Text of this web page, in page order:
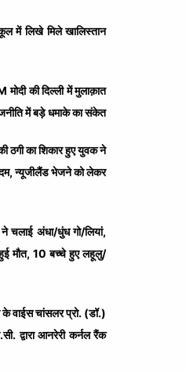
में लिखे मिले खालिस्तान
की दिल्ली में मुलाक़ात
में बड़े धमाके का संकेत
का शिकार हुए युवक ने
न्यूजीलैंड भेजने को लेकर
चलाई अंधा/धुंध गो/लियां,
मौत, 10 बच्चे हुए लहूलु/
के वाईस चांसलर प्रो. (डॉ.)
द्वारा आनरेरी कर्नल रैंक